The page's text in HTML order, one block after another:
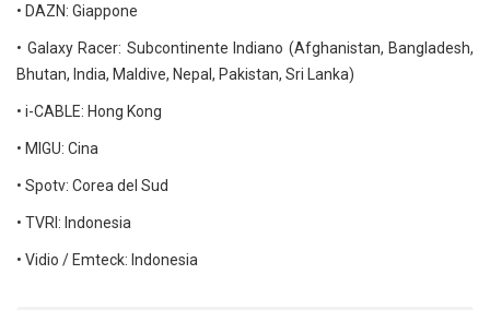
• DAZN: Giappone
• Galaxy Racer: Subcontinente Indiano (Afghanistan, Bangladesh,
Bhutan, India, Maldive, Nepal, Pakistan, Sri Lanka)
• i-CABLE: Hong Kong
• MIGU: Cina
• Spotv: Corea del Sud
• TVRI: Indonesia
• Vidio / Emteck: Indonesia